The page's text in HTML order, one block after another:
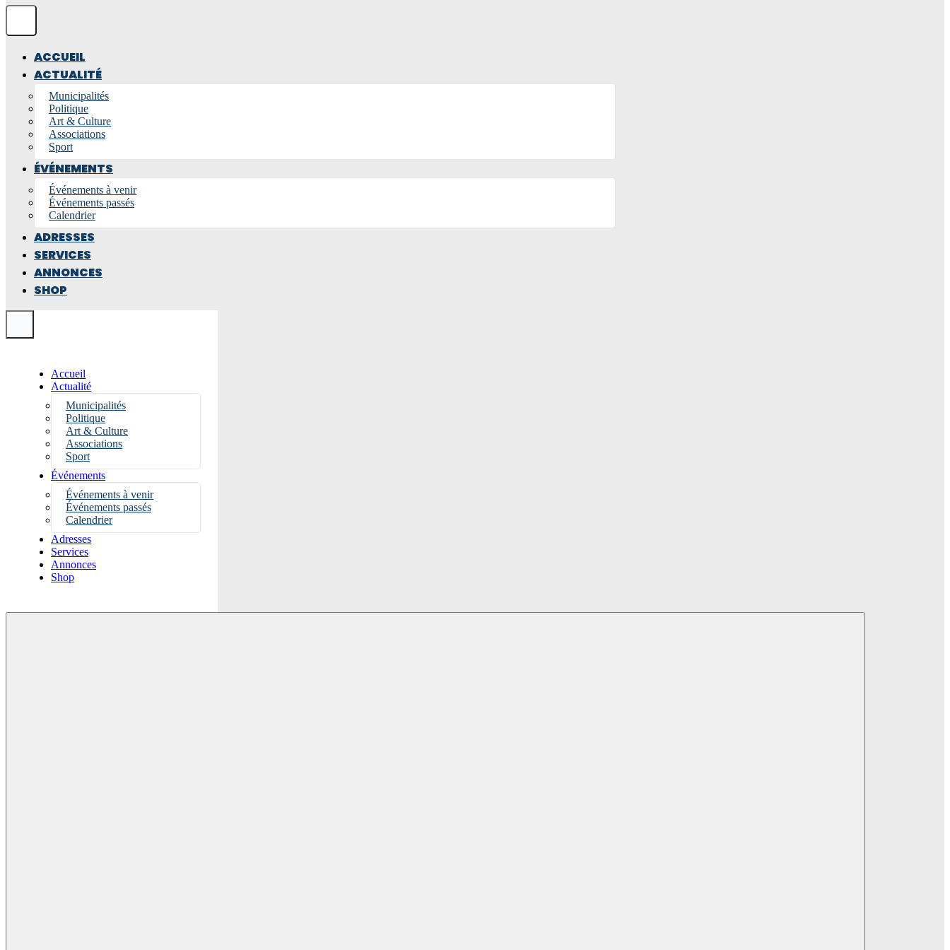
ACCUEIL
ACTUALITÉ
Municipalités
Politique
Art & Culture
Associations
Sport
ÉVÉNEMENTS
Événements à venir
Événements passés
Calendrier
ADRESSES
SERVICES
ANNONCES
SHOP
Accueil
Actualité
Municipalités
Politique
Art & Culture
Associations
Sport
Événements
Événements à venir
Événements passés
Calendrier
Adresses
Services
Annonces
Shop